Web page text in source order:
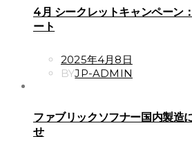
4月 シークレットキャンペーン
ート
POSTED
ON
2025年4月8日
BYJP-ADMIN
ファブリックソフナー国内製造
せ